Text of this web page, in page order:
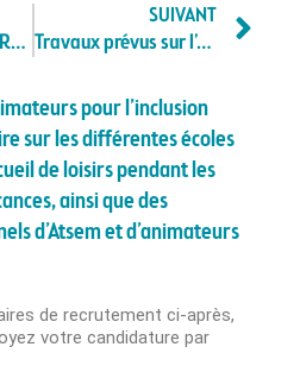
Atelier mosaïque : Renaudie ne comptait pas en rester là !
SUIVANT
Travaux prévus sur l’avenue Potié
pour l’inclusion
sur les différentes écoles
de loisirs pendant les
ainsi que des
d’Atsem et d’animateurs
de recrutement ci-après,
votre candidature par